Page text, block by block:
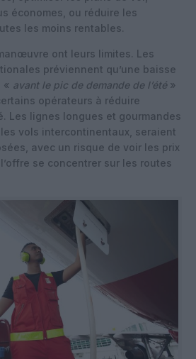
économes, ou réduire les
les moins rentables.
ont leurs limites. Les
préviennent qu’une baisse
« avant le pic de demande de l’été »
opérateurs à réduire
Les lignes longues et gourmandes
vols intercontinentaux, seraient
avec un risque de voir les prix
se concentrer sur les routes